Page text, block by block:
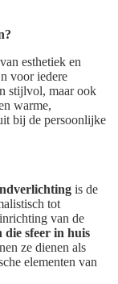
esthetiek en
voor iedere
stijlvol, maar ook
warme,
bij de persoonlijke
is de
tot
van de
die sfeer in huis
ze dienen als
elementen van